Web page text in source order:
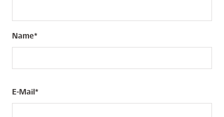
Name
Mail
E-Mail